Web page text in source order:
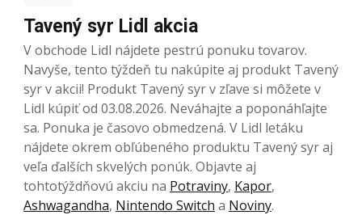
Tavený syr Lidl akcia
V obchode Lidl nájdete pestrú ponuku tovarov.
Navyše, tento týždeň tu nakúpite aj produkt Tavený
syr v akcii! Produkt Tavený syr v zľave si môžete v
Lidl kúpiť od 03.08.2026. Neváhajte a poponáhľajte
sa. Ponuka je časovo obmedzená. V Lidl letáku
nájdete okrem obľúbeného produktu Tavený syr aj
veľa ďalších skvelých ponúk. Objavte aj
tohtotýždňovú akciu na Potraviny, Kapor,
Ashwagandha, Nintendo Switch a Noviny.